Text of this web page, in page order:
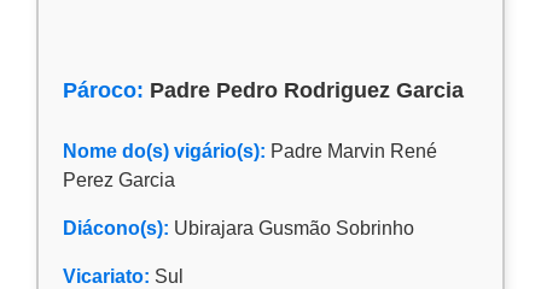
Pároco: Padre Pedro Rodriguez Garcia
Nome do(s) vigário(s): Padre Marvin René
Perez Garcia
Diácono(s): Ubirajara Gusmão Sobrinho
Vicariato: Sul